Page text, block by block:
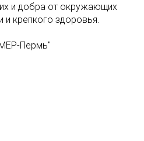
и добра от окружающих
и крепкого здоровья.
Пермь"